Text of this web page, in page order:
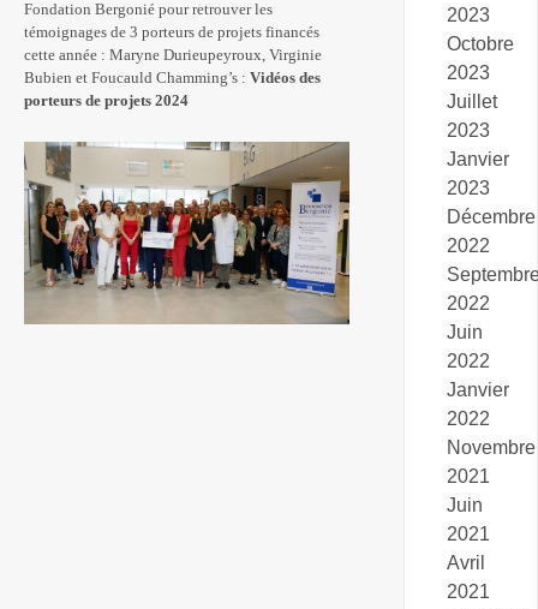
Fondation Bergonié pour retrouver les
témoignages de 3 porteurs de projets financés
cette année : Maryne Durieupeyroux, Virginie
Bubien et Foucauld Chamming’s : Vidéos des
porteurs de projets 2024
2023
Octobre
2023
Juillet
2023
Janvier
2023
Décembre
2022
2022
Juin
2022
Janvier
2022
Novembre
2021
Juin
2021
Avril
2021